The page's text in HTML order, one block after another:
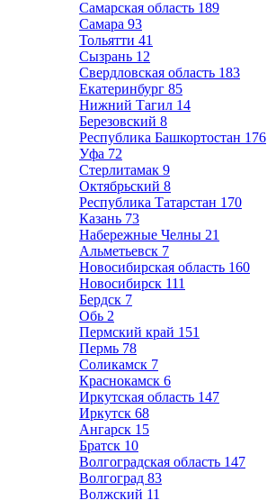
Самарская область 189
Самара 93
Тольятти 41
Сызрань 12
Свердловская область 183
Екатеринбург 85
Нижний Тагил 14
Березовский 8
Республика Башкортостан 176
Уфа 72
Стерлитамак 9
Октябрьский 8
Республика Татарстан 170
Казань 73
Набережные Челны 21
Альметьевск 7
Новосибирская область 160
Новосибирск 111
Бердск 7
Обь 2
Пермский край 151
Пермь 78
Соликамск 7
Краснокамск 6
Иркутская область 147
Иркутск 68
Ангарск 15
Братск 10
Волгоградская область 147
Волгоград 83
Волжский 11